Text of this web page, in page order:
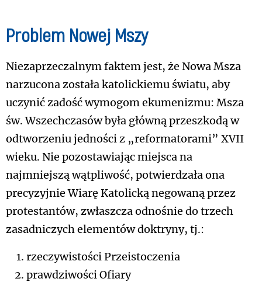
Problem Nowej Mszy
Niezaprzeczalnym faktem jest, że Nowa Msza
narzucona została katolickiemu światu, aby
uczynić zadość wymogom ekumenizmu: Msza
św. Wszechczasów była główną przeszkodą w
odtworzeniu jedności z „reformatorami” XVII
wieku. Nie pozostawiając miejsca na
najmniejszą wątpliwość, potwierdzała ona
precyzyjnie Wiarę Katolicką negowaną przez
protestantów, zwłaszcza odnośnie do trzech
zasadniczych elementów doktryny, tj.:
rzeczywistości Przeistoczenia
prawdziwości Ofiary